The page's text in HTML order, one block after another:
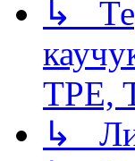
↳
TPE,
↳